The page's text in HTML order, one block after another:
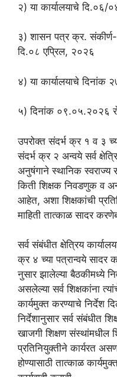
२) या कार्यालयाचे
३) शासन पत्र क्र.
दि.०८ एप्रिल, २०२६
४) या कार्यालयाचे
५) दिनांक ०९.०५.२०२६
उपरोक्त संदर्भ क्र १ व ३
संदर्भ क्र २ अन्वये सर्व
अनुषंगाने स्थानिक स्वराज्य
किती शिक्षक निवडणुक व
आहेत, अशा शिक्षकांची
माहिती तात्काळ सादर
सर्व संबंधीत क्षेत्रिय
क्र ४ च्या पत्रान्वये
नुसार झालेल्या बैठकीमध्ये
असलेल्या सर्व शिक्षकांना
कार्यमुक्त करण्याचे निर्देश
निर्देशानुसार सर्व संबंधीत
खाजगी शिक्षण संस्थांमधील
प्रतिनियुक्तीने कार्यरत
होण्यासाठी तात्काळ